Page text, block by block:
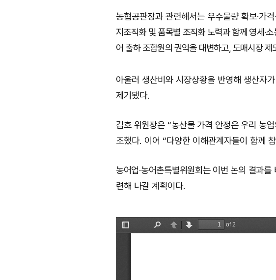
농협공판장과 관련해서는 우수물량 확보·가
지조직화 및 품목별 조직화 노력과 함께 영세 ·소
어 출하 조합원의 권익을 대변하고, 도매시장 제
아울러 생산비와 시장상황을 반영해 생산자
제기됐다.
김호 위원장은 “농산물 가격 안정은 우리 농
조했다. 이어 “다양한 이해관계자들이 함께
농어업·농어촌특별위원회는 이번 논의 결과를
련해 나갈 계획이다.